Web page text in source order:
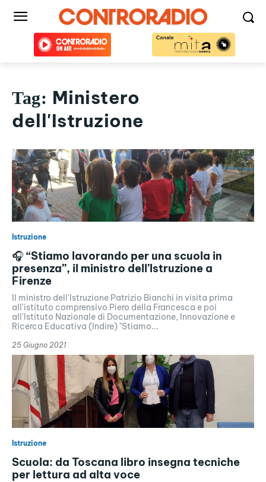
Tag: Ministero
dell'Istruzione
Istruzione
🎧 “Stiamo lavorando per una scuola in
presenza”, il ministro dell’Istruzione a
Firenze
Il ministro dell'Istruzione Patrizio Bianchi in visita prima
all'istituto comprensivo Piero della Francesca e poi
all'Istituto Nazionale di Documentazione, Innovazione e
Ricerca Educativa (Indire) "Stiamo...
25 Giugno 2021
Istruzione
Scuola: da Toscana libro insegna tecniche
per lettura ad alta voce